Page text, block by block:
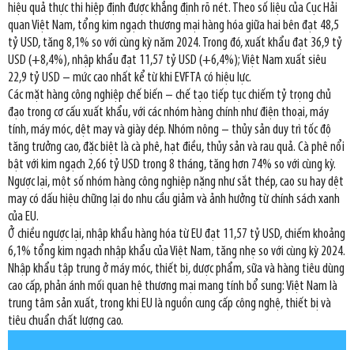
hiệu quả thực thi hiệp định được khẳng định rõ nét. Theo số liệu của Cục Hải
quan Việt Nam, tổng kim ngạch thương mại hàng hóa giữa hai bên đạt 48,5
tỷ USD, tăng 8,1% so với cùng kỳ năm 2024. Trong đó, xuất khẩu đạt 36,9 tỷ
USD (+8,4%), nhập khẩu đạt 11,57 tỷ USD (+6,4%); Việt Nam xuất siêu
22,9 tỷ USD – mức cao nhất kể từ khi EVFTA có hiệu lực.
Các mặt hàng công nghiệp chế biến – chế tạo tiếp tục chiếm tỷ trọng chủ
đạo trong cơ cấu xuất khẩu, với các nhóm hàng chính như điện thoại, máy
tính, máy móc, dệt may và giày dép. Nhóm nông – thủy sản duy trì tốc độ
tăng trưởng cao, đặc biệt là cà phê, hạt điều, thủy sản và rau quả. Cà phê nổi
bật với kim ngạch 2,66 tỷ USD trong 8 tháng, tăng hơn 74% so với cùng kỳ.
Ngược lại, một số nhóm hàng công nghiệp nặng như sắt thép, cao su hay dệt
may có dấu hiệu chững lại do nhu cầu giảm và ảnh hưởng từ chính sách xanh
của EU.
Ở chiều ngược lại, nhập khẩu hàng hóa từ EU đạt 11,57 tỷ USD, chiếm khoảng
6,1% tổng kim ngạch nhập khẩu của Việt Nam, tăng nhẹ so với cùng kỳ 2024.
Nhập khẩu tập trung ở máy móc, thiết bị, dược phẩm, sữa và hàng tiêu dùng
cao cấp, phản ánh mối quan hệ thương mại mang tính bổ sung: Việt Nam là
trung tâm sản xuất, trong khi EU là nguồn cung cấp công nghệ, thiết bị và
tiêu chuẩn chất lượng cao.